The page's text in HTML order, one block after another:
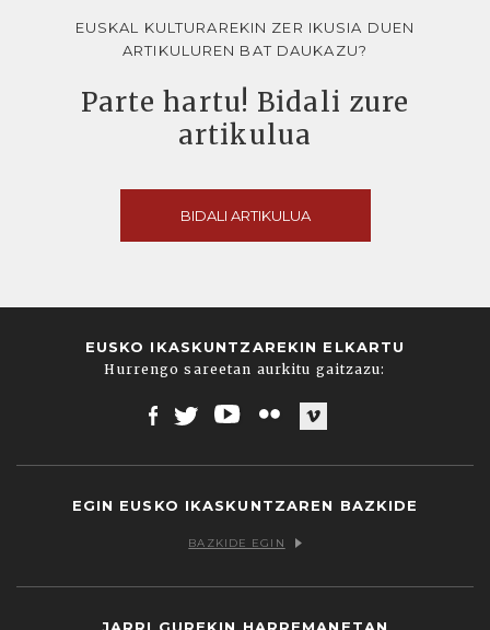
EUSKAL KULTURAREKIN ZER IKUSIA DUEN
ARTIKULUREN BAT DAUKAZU?
Parte hartu! Bidali zure
artikulua
BIDALI ARTIKULUA
EUSKO IKASKUNTZAREKIN ELKARTU
Hurrengo sareetan aurkitu gaitzazu:
EGIN EUSKO IKASKUNTZAREN BAZKIDE
BAZKIDE EGIN
JARRI GUREKIN HARREMANETAN